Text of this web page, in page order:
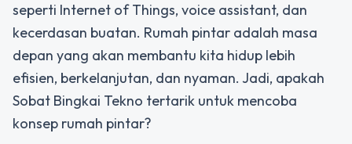
seperti Internet of Things, voice assistant, dan
kecerdasan buatan. Rumah pintar adalah masa
depan yang akan membantu kita hidup lebih
efisien, berkelanjutan, dan nyaman. Jadi, apakah
Sobat Bingkai Tekno tertarik untuk mencoba
konsep rumah pintar?